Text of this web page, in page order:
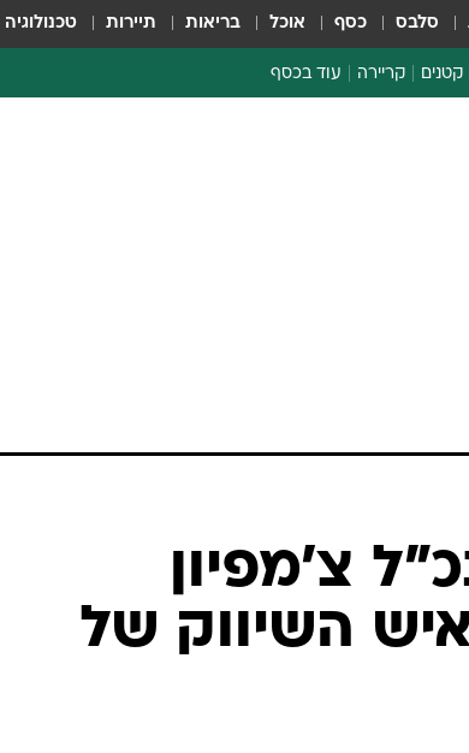
סלבס כסף אוכל בריאות תיירות טכנולוגיה
קריירה עוד בכסף
צ'מפיון
השיווק של